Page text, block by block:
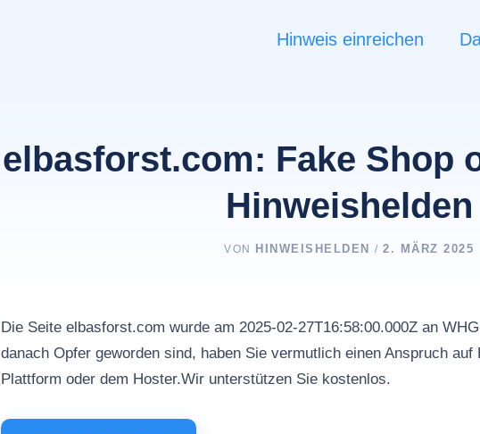
Hinweis einreichen
elbasforst.com: Fake Shop
Hinweishelden
VON HINWEISHELDEN / 2. MÄRZ 2025
Die Seite elbasforst.com wurde am 2025-02-27T16:58:00.000Z an
danach Opfer geworden sind, haben Sie vermutlich einen Anspruch auf
Plattform oder dem Hoster.Wir unterstützen Sie kostenlos.